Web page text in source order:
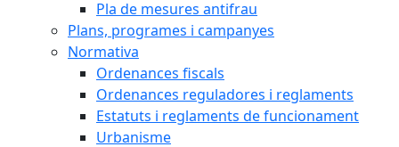
Pla de mesures antifrau
Plans, programes i campanyes
Normativa
Ordenances fiscals
Ordenances reguladores i reglaments
Estatuts i reglaments de funcionament
Urbanisme